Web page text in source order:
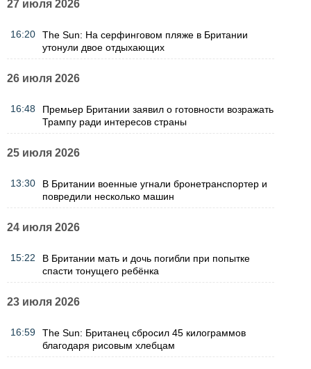
27 июля 2026
16:20
The Sun: На серфинговом пляже в Британии
утонули двое отдыхающих
26 июля 2026
16:48
Премьер Британии заявил о готовности возражать
Трампу ради интересов страны
25 июля 2026
13:30
В Британии военные угнали бронетранспортер и
повредили несколько машин
24 июля 2026
15:22
В Британии мать и дочь погибли при попытке
спасти тонущего ребёнка
23 июля 2026
16:59
The Sun: Британец сбросил 45 килограммов
благодаря рисовым хлебцам